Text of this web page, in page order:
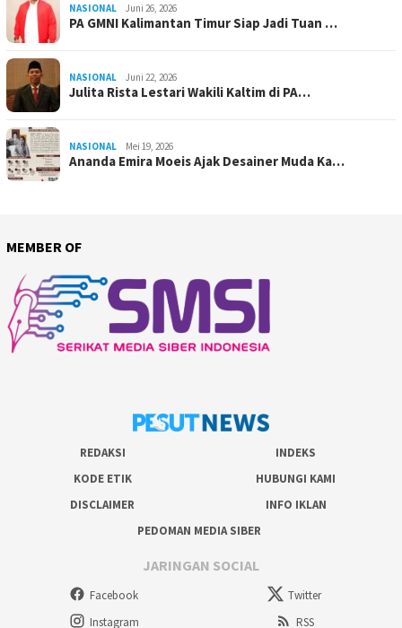
NASIONAL Juni 26, 2026
PA GMNI Kalimantan Timur Siap Jadi Tuan …
NASIONAL Juni 22, 2026
Julita Rista Lestari Wakili Kaltim di PA…
NASIONAL Mei 19, 2026
Ananda Emira Moeis Ajak Desainer Muda Ka…
MEMBER OF
REDAKSI
INDEKS
KODE ETIK
HUBUNGI KAMI
DISCLAIMER
INFO IKLAN
PEDOMAN MEDIA SIBER
JARINGAN SOCIAL
Facebook
Twitter
Instagram
RSS